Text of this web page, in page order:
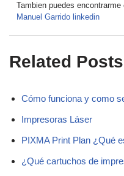
Tambien puedes encontrarme
Manuel Garrido linkedin
Related
Cómo funciona y como
Impresoras Láser
PIXMA Print Plan ¿Qué
¿Qué cartuchos de